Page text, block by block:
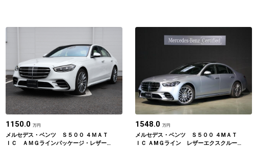
1150.0万円
メルセデス・ベンツ Ｓ５００ ４ＭＡＴ
ＩＣ ＡＭＧラインパッケージ・レザー
1548.0万円
メルセデス・ベンツ Ｓ５００ ４МＡＴ
ＩＣ ＡМＧライン レザーエクスクルー